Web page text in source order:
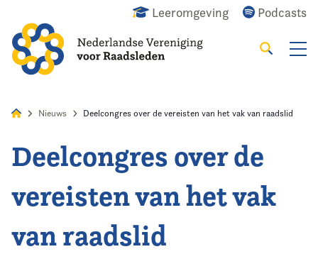
Leeromgeving Podcasts
Zoeken
Home
Agenda
Nieuws
Nieuws Deelcongres over de vereisten van het vak van raadslid
Deelcongres over de
vereisten van het vak
van raadslid